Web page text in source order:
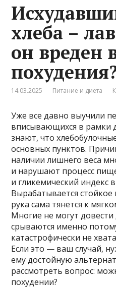
хлеба –
он вреден
14.03.2025 Питание и диета
Уже все давно выучили
вписывающихся в рамки
знают, что
основных пунктов.
наличии лишнего веса
и нарушают процесс
и гликемический индекс
Вырабатывается
рука сама тянется к
Многие не могут
срываются именно
катастрофически не
Если это — ваш случай,
ему достойную
рассмотреть вопрос:
похудении?